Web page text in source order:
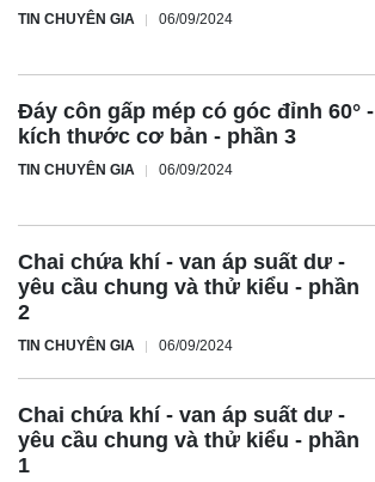
TIN CHUYÊN GIA 06/09/2024
Đáy côn gấp mép có góc đỉnh 60° -
kích thước cơ bản - phần 3
TIN CHUYÊN GIA 06/09/2024
Chai chứa khí - van áp suất dư -
yêu cầu chung và thử kiểu - phần
2
TIN CHUYÊN GIA 06/09/2024
Chai chứa khí - van áp suất dư -
yêu cầu chung và thử kiểu - phần
1